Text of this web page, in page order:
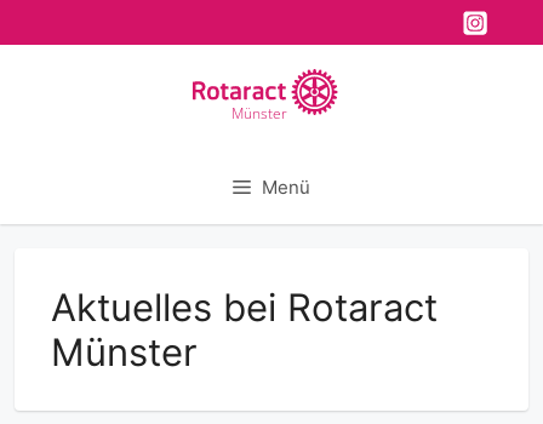
Inhalt
Münster
Menü
Aktuelles bei Rotaract
Münster